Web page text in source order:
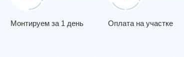
Монтируем за 1 день Оплата на участке